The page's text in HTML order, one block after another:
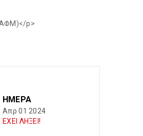
ΑΦΜ)</p>
ΗΜΈΡΑ
Απρ 01 2024
ΕΧΕΙ ΛΗΞΕΙ!